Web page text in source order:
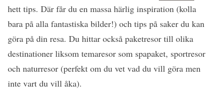
hett tips. Där får du en massa härlig inspiration (kolla
bara på alla fantastiska bilder!) och tips på saker du kan
göra på din resa. Du hittar också paketresor till olika
destinationer liksom temaresor som spapaket, sportresor
och naturresor (perfekt om du vet vad du vill göra men
inte vart du vill åka).